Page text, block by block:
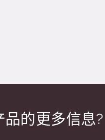
品的更多信息?